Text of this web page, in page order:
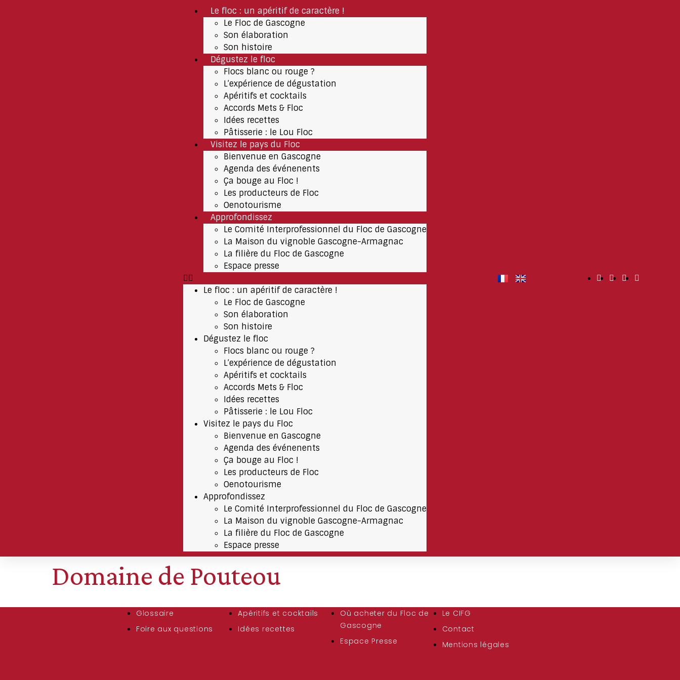
Le floc : un apéritif de caractère !
Le Floc de Gascogne
Son élaboration
Son histoire
Dégustez le floc
Flocs blanc ou rouge ?
L’expérience de dégustation
Apéritifs et cocktails
Accords Mets & Floc
Idées recettes
Pâtisserie : le Lou Floc
Visitez le pays du Floc
Bienvenue en Gascogne
Agenda des événenents
Ça bouge au Floc !
Les producteurs de Floc
Oenotourisme
Approfondissez
Le Comité Interprofessionnel du Floc de Gascogne
La Maison du vignoble Gascogne-Armagnac
La filière du Floc de Gascogne
Espace presse
Le floc : un apéritif de caractère !
Le Floc de Gascogne
Son élaboration
Son histoire
Dégustez le floc
Flocs blanc ou rouge ?
L’expérience de dégustation
Apéritifs et cocktails
Accords Mets & Floc
Idées recettes
Pâtisserie : le Lou Floc
Visitez le pays du Floc
Bienvenue en Gascogne
Agenda des événenents
Ça bouge au Floc !
Les producteurs de Floc
Oenotourisme
Approfondissez
Le Comité Interprofessionnel du Floc de Gascogne
La Maison du vignoble Gascogne-Armagnac
La filière du Floc de Gascogne
Espace presse
Domaine de Pouteou
Glossaire
Foire aux questions
Apéritifs et cocktails
Idées recettes
Où acheter du Floc de
Gascogne
Espace Presse
Le CIFG
Contact
Mentions légales